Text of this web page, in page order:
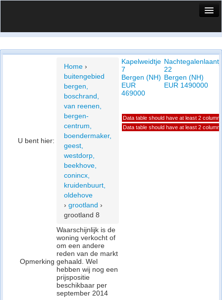
Vergelijk prijsposities - wijk
Cookie beleid
U bent hier:
Home ›
buitengebied
bergen,
boschrand,
van reenen,
bergen-
centrum,
boendermaker,
geest,
westdorp,
beekhove,
conincx,
kruidenbuurt,
oldehove
› grootland ›
grootland 8
Opmerking
Waarschijnlijk is de
woning verkocht of
om een andere
reden van de markt
gehaald. Wel
hebben wij nog een
prijspositie
beschikbaar per
september 2014
Kapelweidtje
7
Bergen (NH)
EUR
469000
22
Bergen (NH)
EUR 1490000
Data table should have at least 2
Data table should have at least 2